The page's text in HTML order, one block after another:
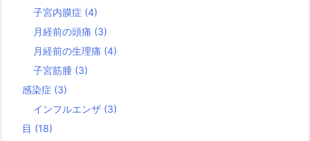
子宮内膜症 (4)
月経前の頭痛 (3)
月経前の生理痛 (4)
子宮筋腫 (3)
感染症 (3)
インフルエンザ (3)
目 (18)